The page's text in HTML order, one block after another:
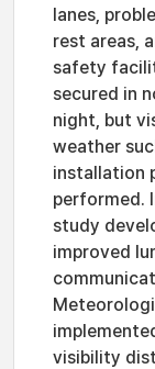
lanes,
rest areas,
safety
secured in
night, but
weather
installation
performed.
study
improved
visibility